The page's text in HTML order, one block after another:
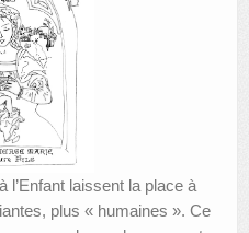
l’Enfant laissent la place à
plus « humaines ». Ce